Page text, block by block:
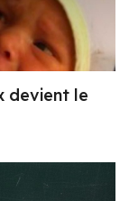
devient le